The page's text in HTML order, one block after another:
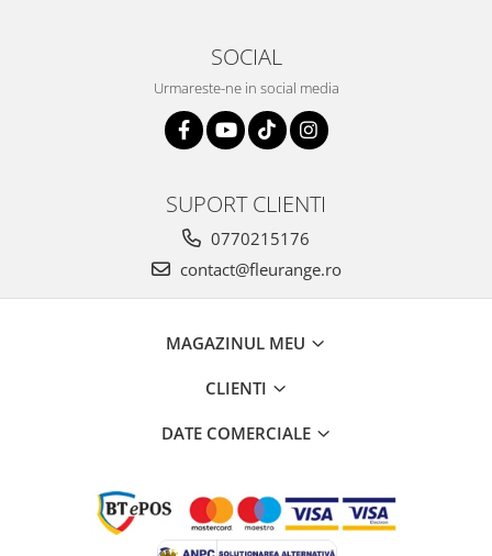
SOCIAL
Urmareste-ne in social media
SUPORT CLIENTI
0770215176
contact@fleurange.ro
MAGAZINUL MEU
CLIENTI
DATE COMERCIALE